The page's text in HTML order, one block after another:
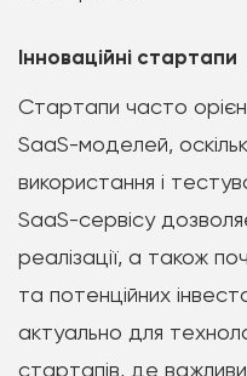
Інноваційні стартапи
Стартапи часто
SaaS-моделей,
використання і
SaaS-сервісу
реалізації, а також
та потенційних
актуально для
стартапів, де